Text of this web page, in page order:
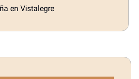
en Vistalegre